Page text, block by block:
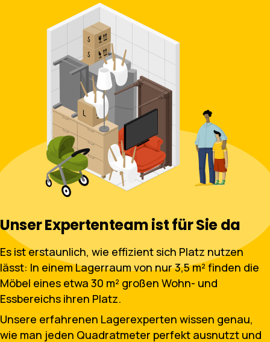
Unser Expertenteam ist für Sie da
Es ist erstaunlich, wie effizient sich Platz nutzen
lässt: In einem Lagerraum von nur 3,5 m² finden die
Möbel eines etwa 30 m² großen Wohn- und
Essbereichs ihren Platz.
Unsere erfahrenen Lagerexperten wissen genau,
wie man jeden Quadratmeter perfekt ausnutzt und